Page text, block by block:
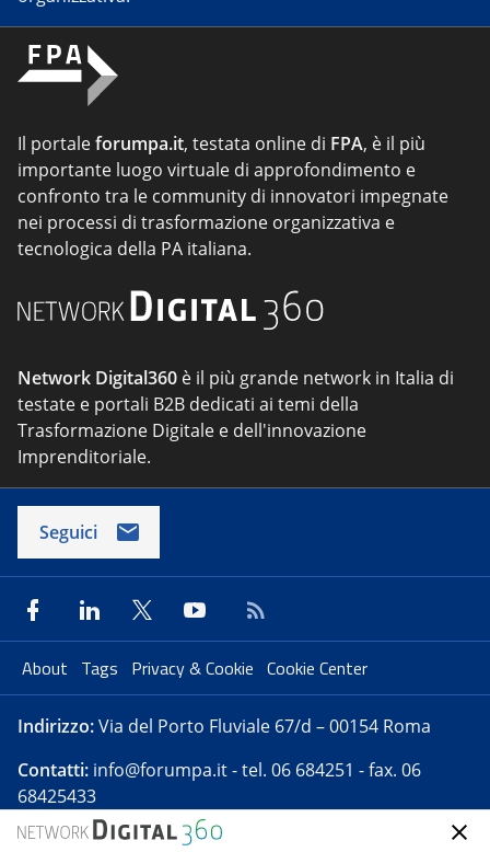
Il portaleforumpa.it, testata online di FPA, è il più
importante luogo virtuale di approfondimento e
confronto tra le community di innovatori impegnate
nei processi di trasformazione organizzativa e
tecnologica della PA italiana.
Network Digital360 è il più grande network in Italia di
testate e portali B2B dedicati ai temi della
Trasformazione Digitale e dell'innovazione
Imprenditoriale.
Seguici
About Tags Privacy & Cookie Cookie Center
Indirizzo:Via del Porto Fluviale 67/d – 00154 Roma
Contatti: info@forumpa.it- tel. 06 684251 - fax. 06
68425433